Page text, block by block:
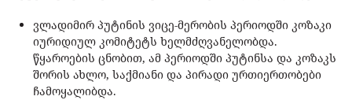
ვლადიმირ პუტინის ვიცე-მერობის პერიოდში კოზაკი
იურიდიულ კომიტეტს ხელმძღვანელობდა.
წყაროების ცნობით, ამ პერიოდში პუტინსა და კოზაკს
შორის ახლო, საქმიანი და პირადი ურთიერთობები
ჩამოყალიბდა.